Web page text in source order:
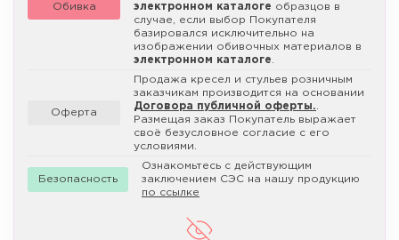
Обивка
электронном каталоге образцов в
случае, если выбор Покупателя
базировался исключительно на
изображении обивочных материалов в
электронном каталоге.
Оферта
Продажа кресел и стульев розничным
заказчикам производится на основании
Договора публичной оферты..
Размещая заказ Покупатель выражает
своё безусловное согласие с его
условиями.
Безопасность
Ознакомьтесь с действующим
заключением СЭС на нашу продукцию
по ссылке